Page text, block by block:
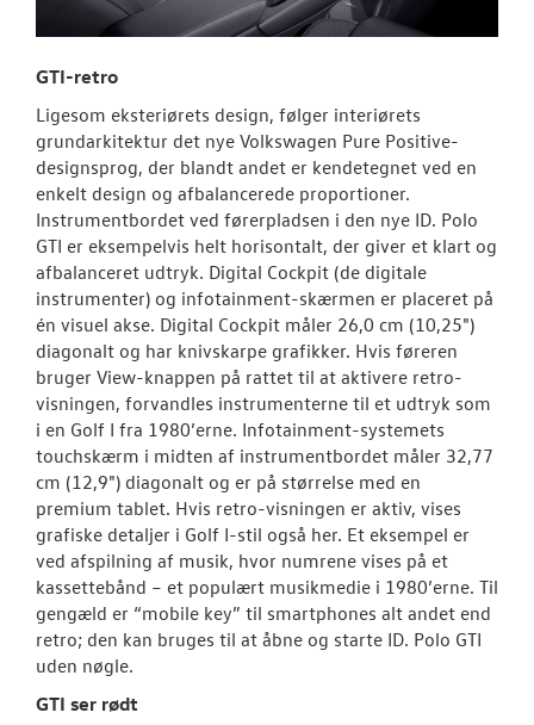
GTI-retro
Ligesom eksteriørets design, følger interiørets
grundarkitektur det nye Volkswagen Pure Positive-
designsprog, der blandt andet er kendetegnet ved en
enkelt design og afbalancerede proportioner.
Instrumentbordet ved førerpladsen i den nye ID. Polo
GTI er eksempelvis helt horisontalt, der giver et klart og
afbalanceret udtryk. Digital Cockpit (de digitale
instrumenter) og infotainment-skærmen er placeret på
én visuel akse. Digital Cockpit måler 26,0 cm (10,25")
diagonalt og har knivskarpe grafikker. Hvis føreren
bruger View-knappen på rattet til at aktivere retro-
visningen, forvandles instrumenterne til et udtryk som
i en Golf I fra 1980’erne. Infotainment-systemets
touchskærm i midten af instrumentbordet måler 32,77
cm (12,9") diagonalt og er på størrelse med en
premium tablet. Hvis retro-visningen er aktiv, vises
grafiske detaljer i Golf I-stil også her. Et eksempel er
ved afspilning af musik, hvor numrene vises på et
kassettebånd – et populært musikmedie i 1980’erne. Til
gengæld er “mobile key” til smartphones alt andet end
retro; den kan bruges til at åbne og starte ID. Polo GTI
uden nøgle.
GTI ser rødt